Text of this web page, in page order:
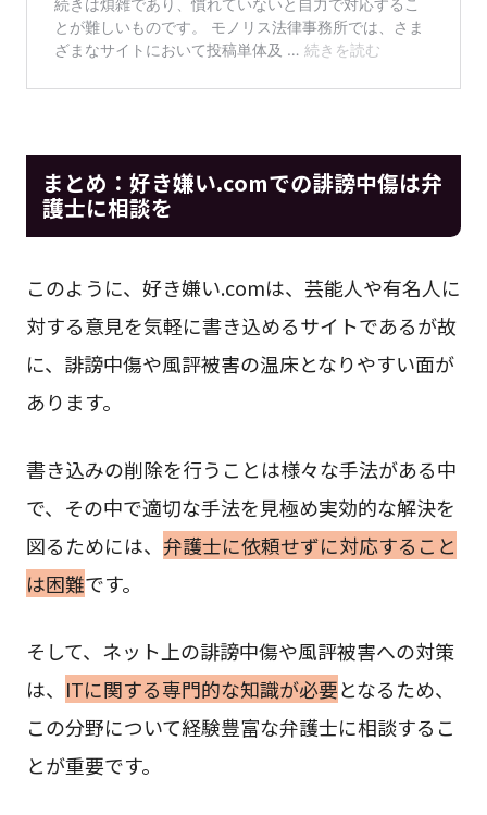
まとめ：好き嫌い.comでの誹謗中傷は弁
護士に相談を
このように、好き嫌い.comは、芸能人や有名人に
対する意見を気軽に書き込めるサイトであるが故
に、誹謗中傷や風評被害の温床となりやすい面が
あります。
書き込みの削除を行うことは様々な手法がある中
で、その中で適切な手法を見極め実効的な解決を
図るためには、 弁護士に依頼せずに対応すること
は困難です。
そして、ネット上の誹謗中傷や風評被害への対策
は、 ITに関する専門的な知識が必要となるため、
この分野について経験豊富な弁護士に相談するこ
とが重要です。